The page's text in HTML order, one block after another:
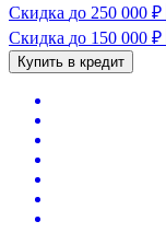
Скидка до 250 000 ₽
Скидка до 150 000 ₽
Купить в кредит